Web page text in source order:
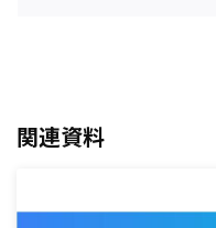
関連資料